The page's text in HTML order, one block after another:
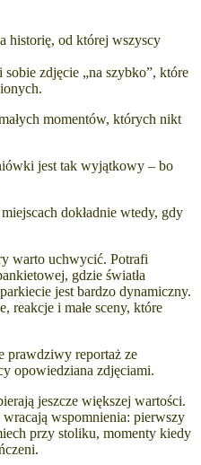
historię, od której wszyscy
zdjęcie „na szybko”, które
momentów, których nikt
jest tak wyjątkowy – bo
dokładnie wtedy, gdy
warto uchwycić. Potrafi
gdzie światła
jest bardzo dynamiczny.
reakcje i małe sceny, które
prawdziwy reportaż ze
opowiedziana zdjęciami.
jeszcze większej wartości.
wspomnienia: pierwszy
przy stoliku, momenty kiedy